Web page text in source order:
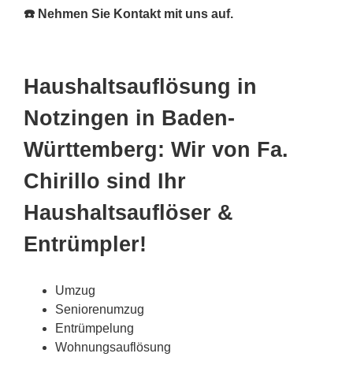
☎️ Nehmen Sie Kontakt mit uns auf.
Haushaltsauflösung in
Notzingen in Baden-
Württemberg: Wir von Fa.
Chirillo sind Ihr
Haushaltsauflöser &
Entrümpler!
Umzug
Seniorenumzug
Entrümpelung
Wohnungsauflösung